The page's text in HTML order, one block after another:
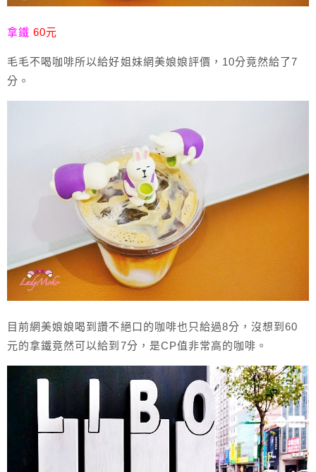
拿鐵60元
毛毛不喝咖啡所以給好姐妹網美娘娘評價，10分竟然給了7
分。
目前網美娘娘喝到讚不絕口的咖啡也只給過8分，沒想到60
元的拿鐵竟然可以給到7分，是CP值非常高的咖啡。